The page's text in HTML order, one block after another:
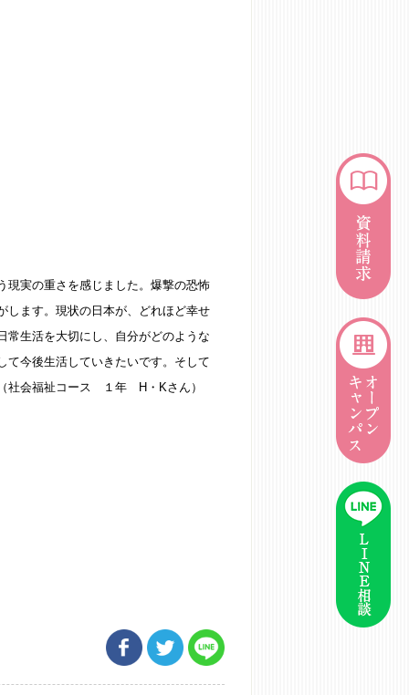
現実の重さを感じました。爆撃の恐怖
します。現状の日本が、どれほど幸せ
常生活を大切にし、自分がどのような
て今後生活していきたいです。そして
社会福祉コース １年 H・Kさん）